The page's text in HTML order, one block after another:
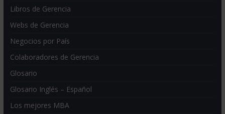
Libros de Gerencia
Webs de Gerencia
Negocios por País
Colaboradores de Gerencia
Glosario
Glosario Inglés – Español
Los mejores MBA